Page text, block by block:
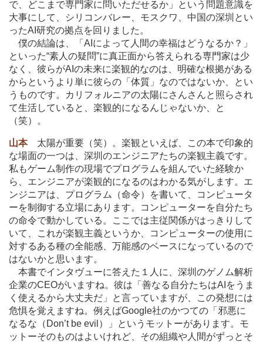
で、どこまで専門家に問いただせるか」という問題意識を
大事にして、シリコンバレー、モスクワ、中国の深圳とい
ったAI研究の拠点を回りました。
僕の結論は、「AIによって人間の幸福はどうなるか？」
といった“素人の疑問”に真正面から答えられる専門家は少
なく、彼らがAIの未来に楽観的なのは、明確な根拠がある
からというより単に彼らの「体質」なのではないか、とい
うものです。カリフォルニアの太陽にさんさんと照らされ
て生活していると、楽観的になるんじゃないか、と
（笑）。
山本太陽が重要（笑）。楽観といえば、この本で印象的
な場面の一つは、深圳のエンジニアたちの楽観主義です。
私もゲーム制作の現場でプログラムを組んでいた経験か
ら、エンジニアが楽観的になるのはわかる気がします。エ
ンジニアは、プログラム（命令）を書いて、コンピュータ
ーを制御する立場にあります。コンピューターを自分たち
の命令で動かしている。ここでは主従関係がはっきりして
いて、これが楽観主義というか、コンピューターの使用に
対するある種の全能感、万能感のベースになっているので
はないかと思います。
本書でインタヴューに答えた１人に、深圳のゲノム解析
企業のCEOがいますね。彼は「善なる自分たちはAIをうま
く使えるから大丈夫だ」と言っていますが、この発想には
危惧を覚えますね。例えばGoogle社のかつての「邪悪に
なるな（Don’t be evil）」というモットーがあります。モ
ットーそのものはよいけれど、その組織や人間がずっとそ